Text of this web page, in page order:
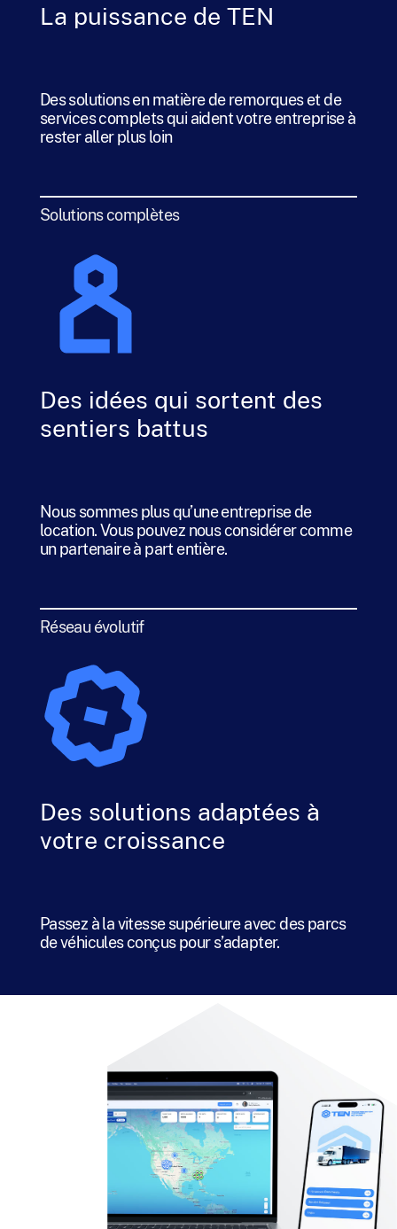
La puissance de TEN
Des solutions en matière de remorques et de
services complets qui aident votre entreprise à
rester aller plus loin
Solutions complètes
Des idées qui sortent des
sentiers battus
Nous sommes plus qu’une entreprise de
location. Vous pouvez nous considérer comme
un partenaire à part entière.
Réseau évolutif
Des solutions adaptées à
votre croissance
Passez à la vitesse supérieure avec des parcs
de véhicules conçus pour s’adapter.